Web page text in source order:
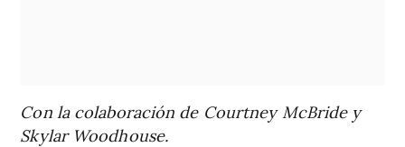
Con la colaboración de Courtney McBride y
Skylar Woodhouse.